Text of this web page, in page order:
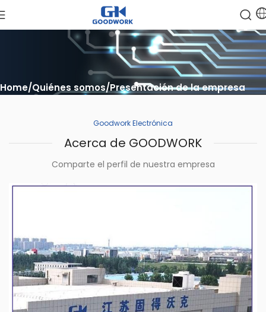
Home Quiénes somos Presentación de la empresa
Goodwork Electrónica
Acerca de GOODWORK
Comparte el perfil de nuestra empresa